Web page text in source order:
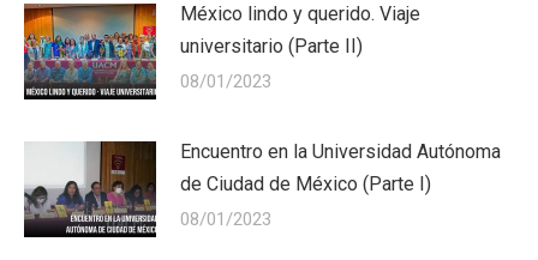
México lindo y querido. Viaje
universitario (Parte II)
08/01/2023
Encuentro en la Universidad Autónoma
de Ciudad de México (Parte I)
08/01/2023